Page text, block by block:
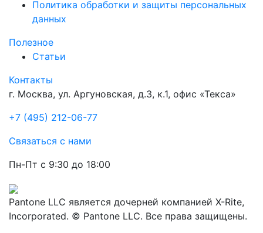
Pantone LLC является дочерней компанией X-Rite,
Incorporated. © Pantone LLC. Все права защищены.
Политика обработки и защиты персональных
данных
Полезное
Статьи
Контакты
г. Москва, ул. Аргуновская, д.3, к.1, офис «Текса»
+7 (495) 212-06-77
Связаться с нами
Пн-Пт с 9:30 до 18:00